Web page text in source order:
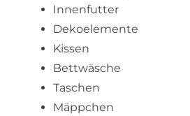
Innenfutter
Dekoelemente
Kissen
Bettwäsche
Taschen
Mäppchen